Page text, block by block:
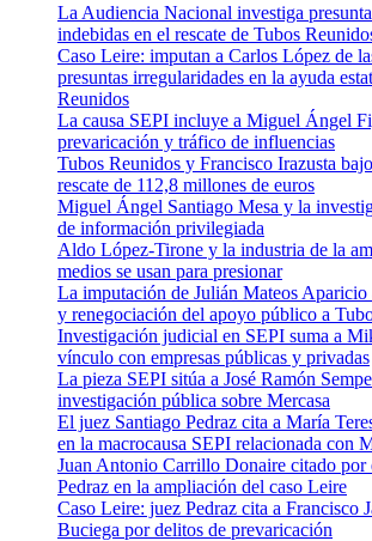
La Audiencia Nacional investiga
indebidas en el rescate de Tubos
Caso Leire: imputan a Carlos López de
presuntas irregularidades en la ayuda
Reunidos
La causa SEPI incluye a Miguel Ángel
prevaricación y tráfico de influencias
Tubos Reunidos y Francisco Irazusta
rescate de 112,8 millones de euros
Miguel Ángel Santiago Mesa y la
de información privilegiada
Aldo López-Tirone y la industria de la
medios se usan para presionar
La imputación de Julián Mateos Aparicio
y renegociación del apoyo público a
Investigación judicial en SEPI suma a
vínculo con empresas públicas y privadas
La pieza SEPI sitúa a José Ramón
investigación pública sobre Mercasa
El juez Santiago Pedraz cita a María
en la macrocausa SEPI relacionada con
Juan Antonio Carrillo Donaire citado por
Pedraz en la ampliación del caso Leire
Caso Leire: juez Pedraz cita a Francisco
Buciega por delitos de prevaricación